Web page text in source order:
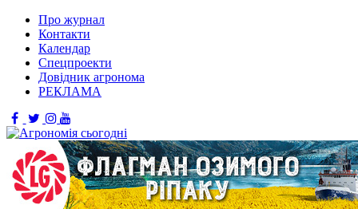
Про журнал
Контакти
Календар
Спецпроекти
Довідник агронома
РЕКЛАМА